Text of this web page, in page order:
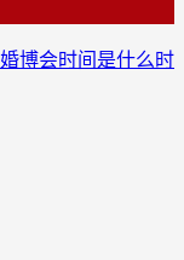
博会时间是什么时